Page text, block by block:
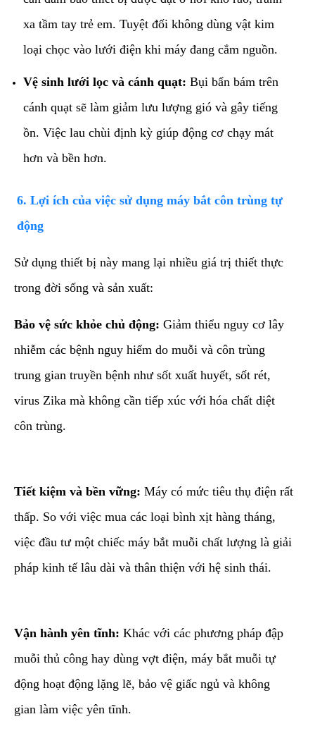
xa tầm tay trẻ em. Tuyệt đối không dùng vật kim
loại chọc vào lưới điện khi máy đang cắm nguồn.
Vệ sinh lưới lọc và cánh quạt: Bụi bẩn bám trên
cánh quạt sẽ làm giảm lưu lượng gió và gây tiếng
ồn. Việc lau chùi định kỳ giúp động cơ chạy mát
hơn và bền hơn.
​6. Lợi ích của việc sử dụng máy bắt côn trùng tự
động
​Sử dụng thiết bị này mang lại nhiều giá trị thiết thực
trong đời sống và sản xuất:
Bảo vệ sức khỏe chủ động: Giảm thiểu nguy cơ lây
nhiễm các bệnh nguy hiểm do muỗi và côn trùng
trung gian truyền bệnh như sốt xuất huyết, sốt rét,
virus Zika mà không cần tiếp xúc với hóa chất diệt
côn trùng.
Tiết kiệm và bền vững: Máy có mức tiêu thụ điện rất
thấp. So với việc mua các loại bình xịt hàng tháng,
việc đầu tư một chiếc máy bắt muỗi chất lượng là giải
pháp kinh tế lâu dài và thân thiện với hệ sinh thái.
Vận hành yên tĩnh: Khác với các phương pháp đập
muỗi thủ công hay dùng vợt điện, máy bắt muỗi tự
động hoạt động lặng lẽ, bảo vệ giấc ngủ và không
gian làm việc yên tĩnh.